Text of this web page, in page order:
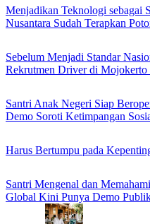
Menjadikan Teknologi sebagai
Nusantara Sudah Terapkan
Sebelum Menjadi Standar
Rekrutmen Driver di
Santri Anak Negeri Siap
Demo Soroti Ketimpangan
Harus Bertumpu pada
Santri Mengenal dan
Global Kini Punya Demo